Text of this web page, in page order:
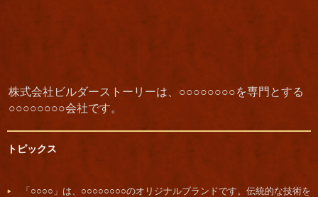
株式会社ビルダーストーリーは、○○○○○○○○を専門とする
○○○○○○○○会社です。
トピックス
「○○○○」は、○○○○○○○○のオリジナルブランドです。伝統的な技術を